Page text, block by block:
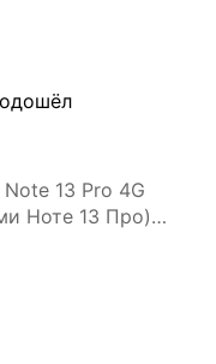
13 Pro 4G
Ноте 13 Про)